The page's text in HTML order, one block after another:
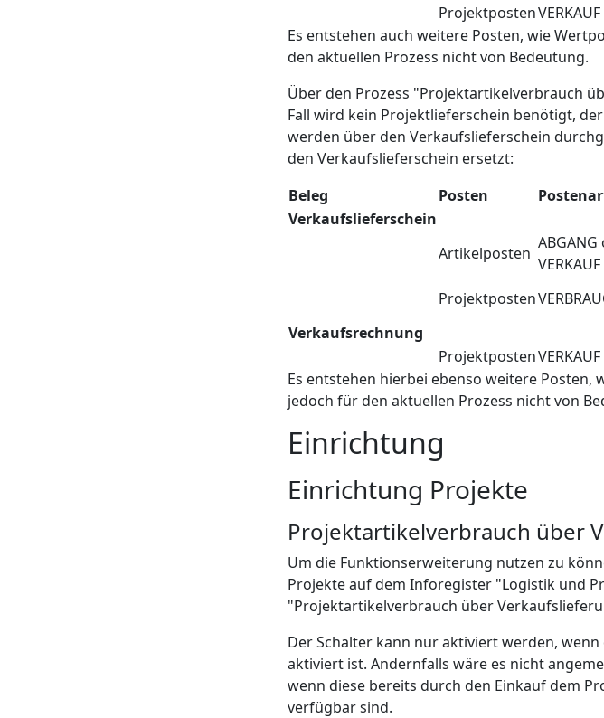
ProjektpostenVERKAUF
Es entstehen auch weitere Posten, wie
den aktuellen Prozess nicht von Bedeutung.
Über den Prozess "Projektartikelverbrauch
Fall wird kein Projektlieferschein benötigt,
werden über den Verkaufslieferschein
den Verkaufslieferschein ersetzt:
Beleg
Posten
Verkaufslieferschein
Artikelposten
VERKAUF
Projektposten
Verkaufsrechnung
ProjektpostenVERKAUF
Es entstehen hierbei ebenso weitere
jedoch für den aktuellen Prozess nicht von
Einrichtung
Einrichtung Projekte
Projektartikelverbrauch über
Um die Funktionserweiterung nutzen zu
Projekte auf dem Inforegister "Logistik und
"Projektartikelverbrauch über
Der Schalter kann nur aktiviert werden,
aktiviert ist. Andernfalls wäre es nicht
wenn diese bereits durch den Einkauf dem
verfügbar sind.